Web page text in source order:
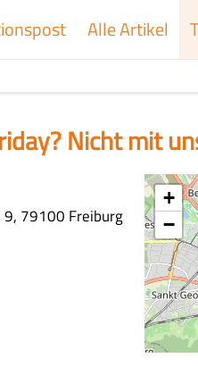
Alle Artikel
Nicht mit
79100 Freiburg
Infos
zum
+
−